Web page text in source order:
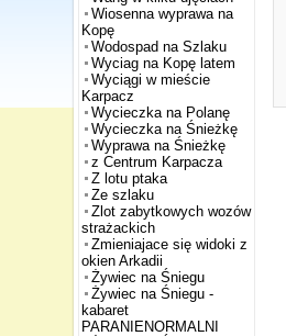
Wiosenna wyprawa na
Kopę
Wodospad na Szlaku
Wyciag na Kopę latem
Wyciągi w mieście
Karpacz
Wycieczka na Polanę
Wycieczka na Śnieżkę
Wyprawa na Śnieżkę
z Centrum Karpacza
Z lotu ptaka
Ze szlaku
Zlot zabytkowych wozów
strażackich
Zmieniajace się widoki z
okien Arkadii
Żywiec na Śniegu
Żywiec na Śniegu -
kabaret
PARANIENORMALNI